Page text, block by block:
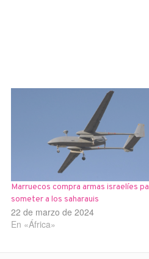
Marruecos compra armas israelíes
someter a los saharauis
22 de marzo de 2024
En «África»